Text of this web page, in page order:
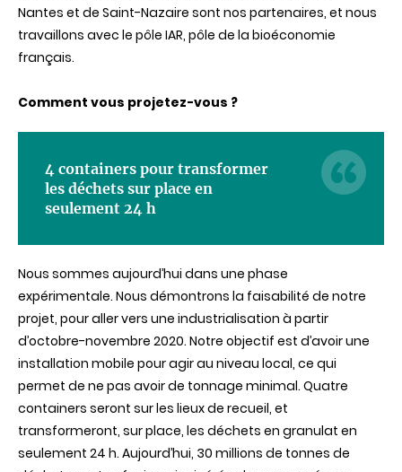
Nantes et de Saint-Nazaire sont nos partenaires, et nous
travaillons avec le pôle IAR, pôle de la bioéconomie
français.
Comment vous projetez-vous ?
4 containers pour transformer
les déchets sur place en
seulement 24 h
Nous sommes aujourd’hui dans une phase
expérimentale. Nous démontrons la faisabilité de notre
projet, pour aller vers une industrialisation à partir
d’octobre-novembre 2020. Notre objectif est d’avoir une
installation mobile pour agir au niveau local, ce qui
permet de ne pas avoir de tonnage minimal. Quatre
containers seront sur les lieux de recueil, et
transformeront, sur place, les déchets en granulat en
seulement 24 h. Aujourd’hui, 30 millions de tonnes de